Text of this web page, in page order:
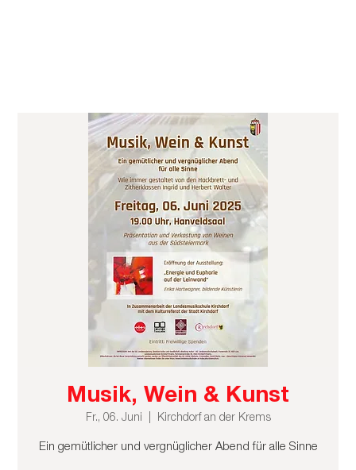
Musik, Wein & Kunst
Fr., 06. Juni Kirchdorf an der Krems
Ein gemütlicher und vergnüglicher Abend für alle Sinne